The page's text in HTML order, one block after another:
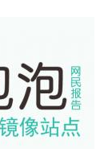
mirror-site-